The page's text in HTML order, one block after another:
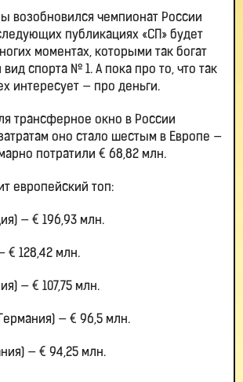
возобновился чемпионат России
публикациях «СП» будет
моментах, которыми так богат
спорта № 1. А пока про то, что так
интересует — про деньги.
трансферное окно в России
оно стало шестым в Европе —
потратили € 68,82 млн.
европейский топ:
— € 196,93 млн.
€ 128,42 млн.
— € 107,75 млн.
— € 96,5 млн.
— € 94,25 млн.